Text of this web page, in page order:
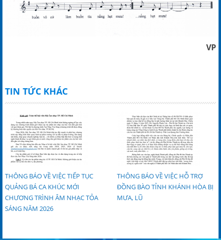
VP
TIN TỨC KHÁC
THÔNG BÁO VỀ VIỆC TIẾP TỤC
QUẢNG BÁ CA KHÚC MỚI
CHƯƠNG TRÌNH ÂM NHẠC TỎA
SÁNG NĂM 2026
THÔNG BÁO VỀ VIỆC HỖ TRỢ
ĐỒNG BÀO TỈNH KHÁNH HÒA BỊ
MƯA, LŨ